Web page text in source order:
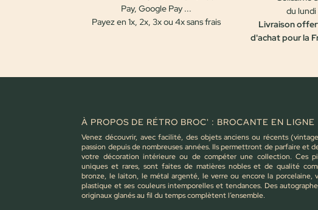
Pay, Google Pay ...
Payez en 1x, 2x, 3x ou 4x sans frais
du
Livraison
d'achat pour la
À PROPOS DE RÉTRO BROC' : BROCANTE EN LIGNE
Venez découvrir, avec facilité, des objets anciens ou récents
passion depuis de nombreuses années. Ils permettront de parfaire et
votre décoration intérieure ou de compéter une collection. Ces
uniques et rares, sont faites de matières nobles et de qualité
bronze, le laiton, le métal argenté, le verre ou encore la porcelaine,
plastique et ses couleurs intemporelles et tendances. Des
originaux glanés au fil du temps complètent l’ensemble.